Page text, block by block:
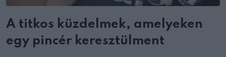
A titkos küzdelmek, amelyeken
egy pincér keresztülment